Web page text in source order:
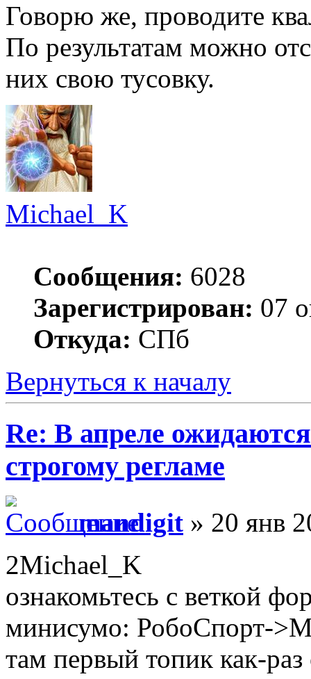
Говорю же, проводите
По результатам можно
них свою тусовку.
Michael_K
Сообщения: 6028
Зарегистрирован: 07
Откуда: СПб
Вернуться к началу
Re: В апреле
строгому регламе
mandigit » 20 янв
2Michael_K
ознакомьтесь с веткой
минисумо: РобоСпорт-
там первый топик как-